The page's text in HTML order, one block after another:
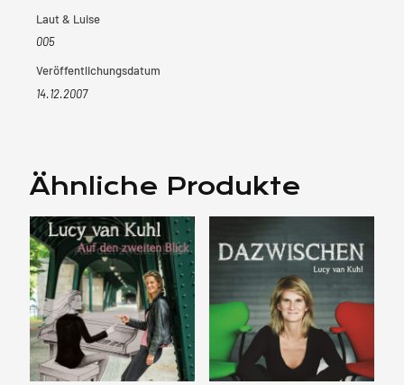
Laut & Luise
005
Veröffentlichungsdatum
14.12.2007
Ähnliche Produkte